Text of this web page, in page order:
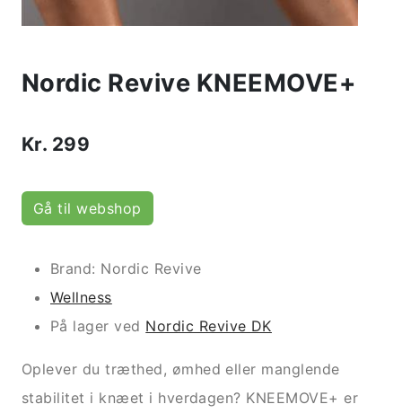
Nordic Revive KNEEMOVE+
Kr. 299
Gå til webshop
Brand: Nordic Revive
Wellness
På lager ved Nordic Revive DK
Oplever du træthed, ømhed eller manglende
stabilitet i knæet i hverdagen? KNEEMOVE+ er